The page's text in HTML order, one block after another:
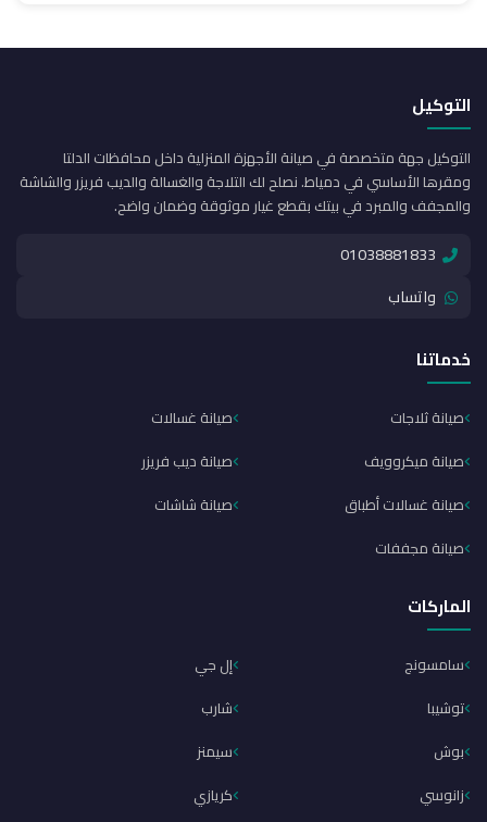
التوكيل
التوكيل جهة متخصصة في صيانة الأجهزة المنزلية داخل محافظات الدلتا
ومقرها الأساسي في دمياط. نصلح لك التلاجة والغسالة والديب فريزر والشاشة
والمجفف والمبرد في بيتك بقطع غيار موثوقة وضمان واضح.
01038881833
واتساب
خدماتنا
صيانة ثلاجات
صيانة غسالات
صيانة ميكروويف
صيانة ديب فريزر
صيانة غسالات أطباق
صيانة شاشات
صيانة مجففات
الماركات
سامسونج
إل جي
توشيبا
شارب
بوش
سيمنز
زانوسي
كريازي